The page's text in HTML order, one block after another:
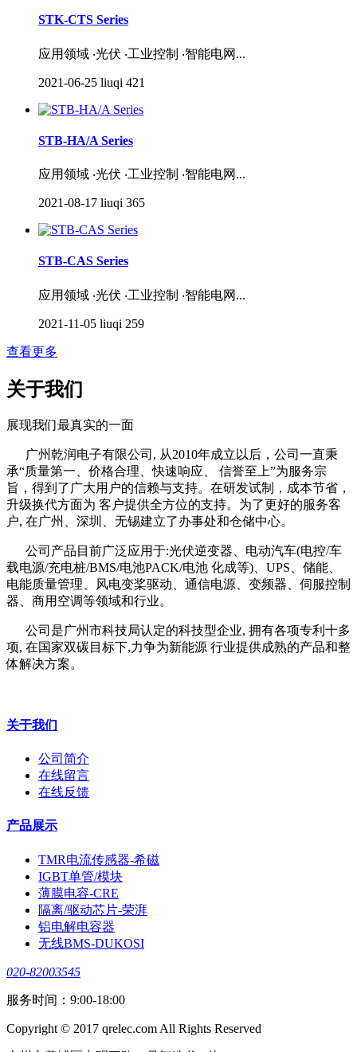
STK-CTS Series
应用领域 ‧光伏 ‧工业控制 ‧智能电网...
2021-06-25 liuqi 421
STB-HA/A Series
应用领域 ‧光伏 ‧工业控制 ‧智能电网...
2021-08-17 liuqi 365
STB-CAS Series
应用领域 ‧光伏 ‧工业控制 ‧智能电网...
2021-11-05 liuqi 259
查看更多
关于我们
展现我们最真实的一面
广州乾润电子有限公司, 从2010年成立以后，公司一直秉
承“质量第一、价格合理、快速响应、 信誉至上”为服务宗
旨，得到了广大用户的信赖与支持。在研发试制，成本节省，
升级换代方面为 客户提供全方位的支持。为了更好的服务客
户, 在广州、深圳、无锡建立了办事处和仓储中心。
公司产品目前广泛应用于:光伏逆变器、电动汽车(电控/车
载电源/充电桩/BMS/电池PACK/电池 化成等)、UPS、储能、
电能质量管理、风电变桨驱动、通信电源、变频器、伺服控制
器、商用空调等领域和行业。
公司是广州市科技局认定的科技型企业, 拥有各项专利十多
项, 在国家双碳目标下,力争为新能源 行业提供成熟的产品和整
体解决方案。
关于我们
公司简介
在线留言
在线反馈
产品展示
TMR电流传感器-希磁
IGBT单管/模块
薄膜电容-CRE
隔离/驱动芯片-荣湃
铝电解电容器
无线BMS-DUKOSI
020-82003545
服务时间：9:00-18:00
Copyright © 2017 qrelec.com All Rights Reserved